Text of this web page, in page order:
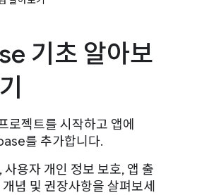
기초 알아보
기
로젝트를 시작하고 앱에
를 추가합니다.
사용자 개인 정보 보호, 앱 출
념 및 권장사항을 살펴보세